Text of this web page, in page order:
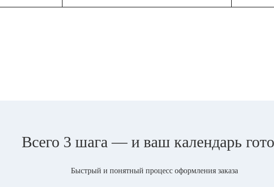
Всего 3 шага — и ваш календарь
Быстрый и понятный процесс оформления заказа